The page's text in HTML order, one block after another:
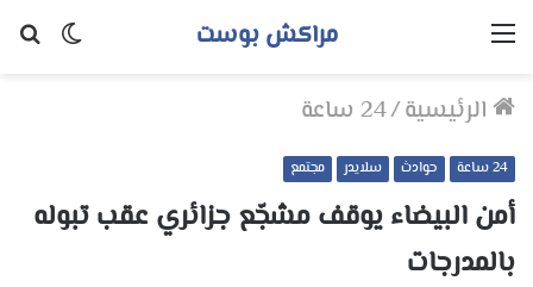
الوضع
مراكش بوست القائمة
الرئيسية/24 ساعة
24 ساعة حوادث سلايدر مجتمع
أمن البيضاء يوقف مشجّع جزائري عقب تبوله
بالمدرجات